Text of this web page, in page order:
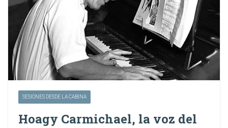
SESIONES DESDE LA CABINA
Hoagy Carmichael, la voz del